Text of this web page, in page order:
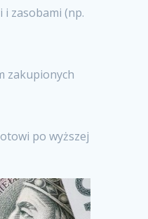
i zasobami (np.
zakupionych
po wyższej